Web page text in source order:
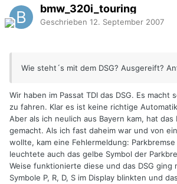
bmw_320i_touring
Geschrieben 12. September 2007
Wie steht´s mit dem DSG? Ausgereift?
Wir haben im Passat TDI das DSG. Es macht
zu fahren. Klar es ist keine richtige
Aber als ich neulich aus Bayern kam, hat das
gemacht. Als ich fast daheim war und von
wollte, kam eine Fehlermeldung:
leuchtete auch das gelbe Symbol der
Weise funktionierte diese und das DSG ging
Symbole P, R, D, S im Display blinkten und